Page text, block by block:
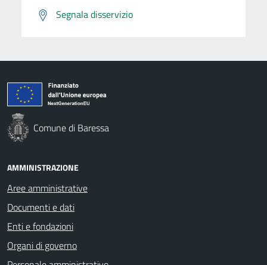
Segnala disservizio
Comune di Baressa
AMMINISTRAZIONE
Aree amministrative
Documenti e dati
Enti e fondazioni
Organi di governo